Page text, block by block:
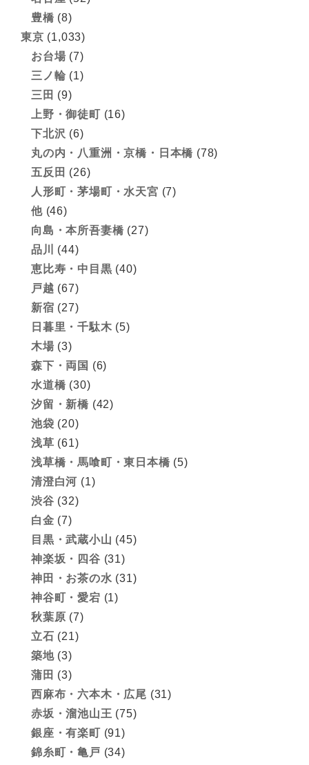
豊橋 (8)
東京 (1,033)
お台場 (7)
三ノ輪 (1)
三田 (9)
上野・御徒町 (16)
下北沢 (6)
丸の内・八重洲・京橋・日本橋 (78)
五反田 (26)
人形町・茅場町・水天宮 (7)
他(46)
向島・本所吾妻橋 (27)
品川
(44)
恵比寿・中目黒 (40)
戸越 (67)
新宿 (27)
日暮里・千駄木 (5)
木場 (3)
森下・両国 (6)
水道橋 (30)
汐留・新橋 (42)
池袋 (20)
浅草 (61)
浅草橋・馬喰町・東日本橋 (5)
清澄白河 (1)
渋谷 (32)
白金 (7)
目黒・武蔵小山 (45)
神楽坂・四谷 (31)
神田・お茶の水 (31)
神谷町・愛宕 (1)
秋葉原 (7)
立石 (21)
築地(3)
蒲田 (3)
西麻布・六本木・広尾 (31)
赤坂・溜池山王 (75)
銀座・有楽町 (91)
錦糸町・亀戸 (34)